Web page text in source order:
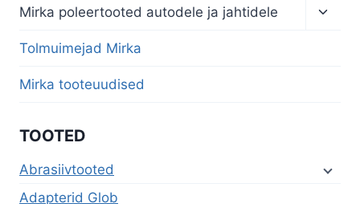
Mirka poleertooted autodele ja jahtidele
Tolmuimejad Mirka
Mirka tooteuudised
TOOTED
Abrasiivtooted
Adapterid Glob